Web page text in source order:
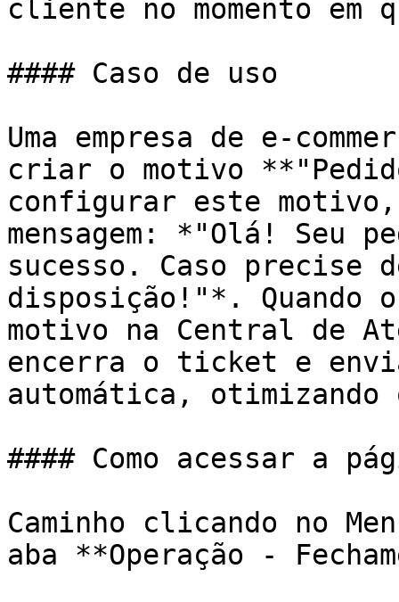
cliente no momento
#### Caso de uso
Uma empresa de e-
criar o motivo
configurar este
mensagem: *"Olá! Seu
sucesso. Caso precise
disposição!"*. Quando
motivo na Central de
encerra o ticket e
automática,
#### Como acessar a
Caminho clicando no
aba **Operação -